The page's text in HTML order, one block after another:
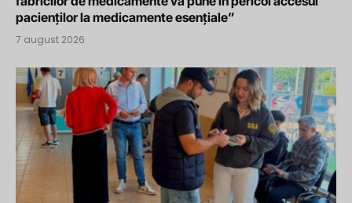
pacienților la medicamente esențiale”
7 august 2026